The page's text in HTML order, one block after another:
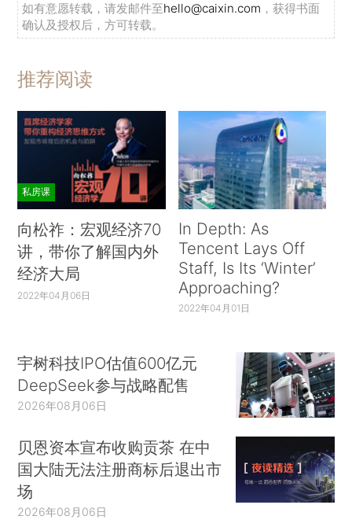
如有意愿转载，请发邮件至hello@caixin.com ，获得书面
确认及授权后，方可转载。
推荐阅读
私房课
向松祚：宏观经济70
讲，带你了解国内外
经济大局
2022年04月06日
In Depth: As
Tencent Lays Off
Staff, Is Its ‘Winter’
Approaching?
2022年04月01日
宇树科技IPO估值600亿元
DeepSeek参与战略配售
2026年08月06日
贝恩资本宣布收购贡茶 在中
国大陆无法注册商标后退出市
场
2026年08月06日